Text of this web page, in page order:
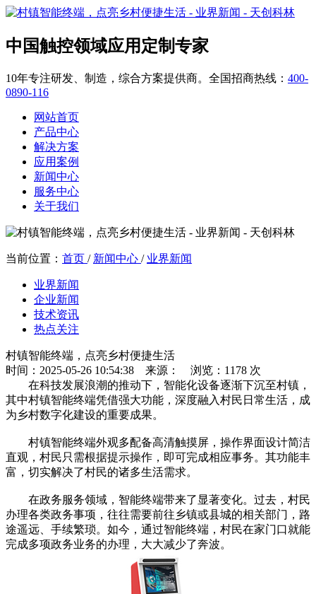
中国触控领域应用定制专家
10年专注研发、制造，综合方案提供商。全国招商热线： 400-
0890-116
网站首页
产品中心
解决方案
应用案例
新闻中心
服务中心
关于我们
当前位置： 首页 / 新闻中心 / 业界新闻
业界新闻
企业新闻
技术资讯
热点关注
村镇智能终端，点亮乡村便捷生活
时间：2025-05-26 10:54:38
来源：
浏览：1178 次
在科技发展浪潮的推动下，智能化设备逐渐下沉至村镇，
其中村镇智能终端凭借强大功能，深度融入村民日常生活，成
为乡村数字化建设的重要成果。
村镇智能终端外观多配备高清触摸屏，操作界面设计简洁
直观，村民只需根据提示操作，即可完成相应事务。其功能丰
富，切实解决了村民的诸多生活需求。
在政务服务领域，智能终端带来了显著变化。过去，村民
办理各类政务事项，往往需要前往乡镇或县城的相关部门，路
途遥远、手续繁琐。如今，通过智能终端，村民在家门口就能
完成多项政务业务的办理，大大减少了奔波。